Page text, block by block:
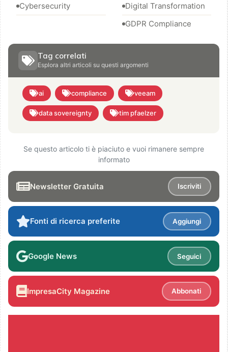
Cybersecurity
Digital Transformation
GDPR Compliance
Tag correlati
Esplora altri articoli su questi argomenti
ai compliance veeam
data sovereignty tim pfaelzer
Se questo articolo ti è piaciuto e vuoi rimanere sempre
informato
Newsletter Gratuita Iscriviti
Fonti di ricerca preferite Aggiungi
Google News Seguici
ImpresaCity Magazine Abbonati